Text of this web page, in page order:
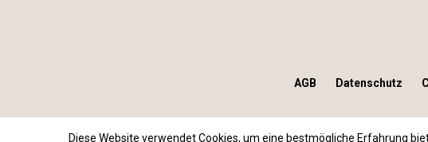
AGB
Datenschutz
Diese Website verwendet Cookies, um eine bestmögliche Erfahrung